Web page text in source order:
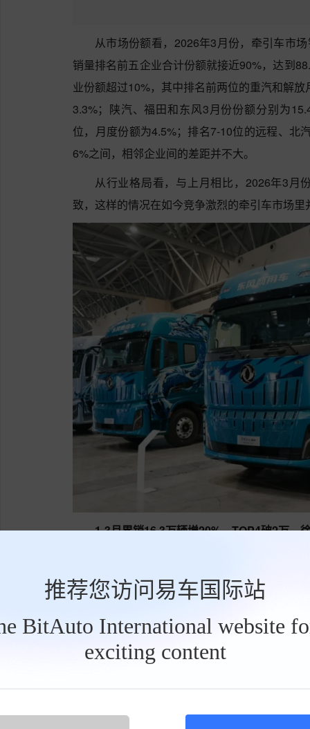
推荐您访问易车国际站
BitAuto International website
exciting content
从市场份额看，2026年3月份，牵引车市
销量排名前五企业合计份额就接近90%，达到
业份额超过10%，其中排名前两位的重汽和解
3.3%；陕汽、福田和东风3月份份额分别为
位，月度份额为4.5%；排名7-10位的远程、北
6%之间，相邻企业间的差距并不大。
从行业格局看，与上月相比，2026年3月
致，这样的情况在如今竞争激烈的牵引车市场
1-3月累销16.3万辆增20%，TOP4破2万，
20%，累计增幅较2月过后（+16%）扩大4个
辆，约是2025年同期销量的1.2倍。